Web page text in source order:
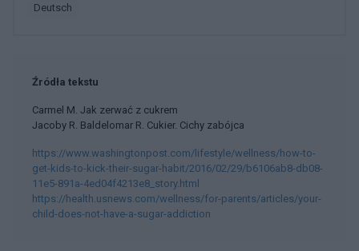
deutsch
Źródła tekstu
Carmel M. Jak zerwać z cukrem
Jacoby R. Baldelomar R. Cukier. Cichy zabójca
https://www.washingtonpost.com/lifestyle/wellness/how-to-
get-kids-to-kick-their-sugar-habit/2016/02/29/b6106ab8-db08-
11e5-891a-4ed04f4213e8_story.html
https://health.usnews.com/wellness/for-parents/articles/your-
child-does-not-have-a-sugar-addiction